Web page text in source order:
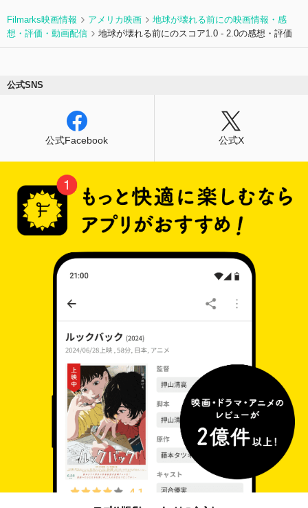
Filmarks映画情報 アメリカ映画
地球が壊れる前にの映画情報・感
想・評価・動画配信
地球が壊れる前にのスコア1.0 - 2.0の感想・評価
公式SNS
公式Facebook 公式X